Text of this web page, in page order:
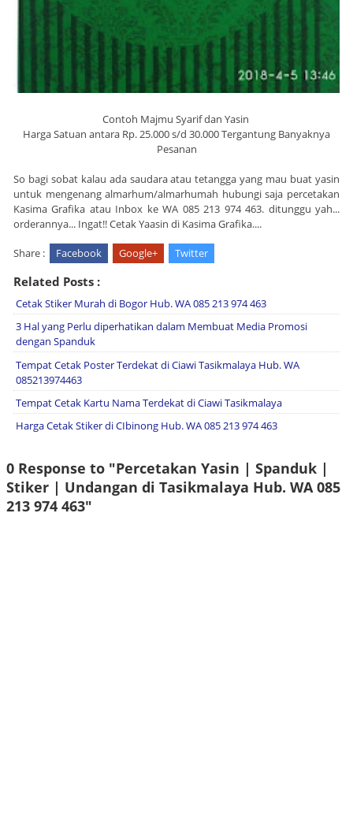
Contoh Majmu Syarif dan Yasin
Harga Satuan antara Rp. 25.000 s/d 30.000 Tergantung Banyaknya
Pesanan
So bagi sobat kalau ada saudara atau tetangga yang mau buat yasin
untuk mengenang almarhum/almarhumah hubungi saja percetakan
Kasima Grafika atau Inbox ke WA 085 213 974 463. ditunggu yah...
orderannya... Ingat!! Cetak Yaasin di Kasima Grafika....
Share : Facebook Google+ Twitter
Related Posts :
Cetak Stiker Murah di Bogor Hub. WA 085 213 974 463
3 Hal yang Perlu diperhatikan dalam Membuat Media Promosi
dengan Spanduk
Tempat Cetak Poster Terdekat di Ciawi Tasikmalaya Hub. WA
085213974463
Tempat Cetak Kartu Nama Terdekat di Ciawi Tasikmalaya
Harga Cetak Stiker di CIbinong Hub. WA 085 213 974 463
0 Response to "Percetakan Yasin | Spanduk |
Stiker | Undangan di Tasikmalaya Hub. WA 085
213 974 463"